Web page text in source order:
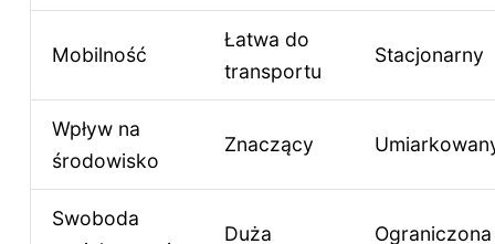
Mobilność
Łatwa do
transportu
Stacjonarny
Wpływ na
środowisko
Znaczący
Swoboda
Duża Ograniczona